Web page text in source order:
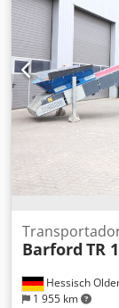
Hessisch
1 955 km
Barford TR